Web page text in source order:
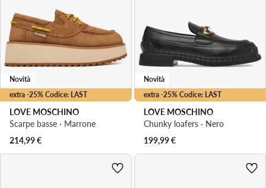
extra -25% Codice: LAST
Novità
LOVE MOSCHINO
Scarpe basse · Marrone
214,99€
extra -25% Codice: LAST
Novità
LOVE MOSCHINO
Chunky loafers · Nero
199,99€